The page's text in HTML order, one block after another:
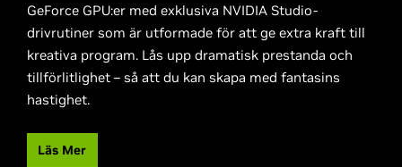
GeForce GPU:er med exklusiva NVIDIA Studio-
drivrutiner som är utformade för att ge extra kraft till
kreativa program. Lås upp dramatisk prestanda och
tillförlitlighet – så att du kan skapa med fantasins
hastighet.
Läs Mer